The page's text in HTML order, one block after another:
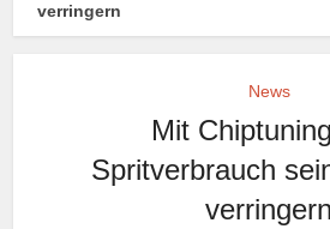
verringern
News
Mit
Spritverbrauch
verringern